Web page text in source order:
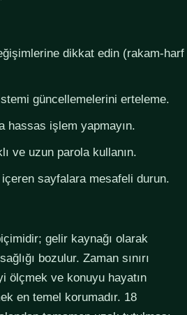
dikkat edin (rakam-harf
güncellemelerini erteleme.
hassas işlem yapmayın.
ve uzun parola kullanın.
sayfalara mesafeli durun.
gelir kaynağı olarak
bozulur. Zaman sınırı
ölçmek ve konuyu hayatın
en temel korumadır. 18